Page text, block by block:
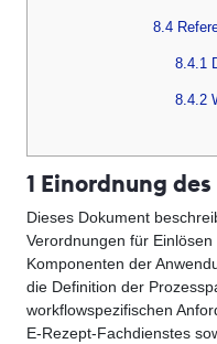
8.4
8.4.1
8.4.2
1 Einordnung
Dieses Dokument
Verordnungen für
Komponenten der
die Definition der
workflowspezifischen
E-Rezept-Fachdienstes